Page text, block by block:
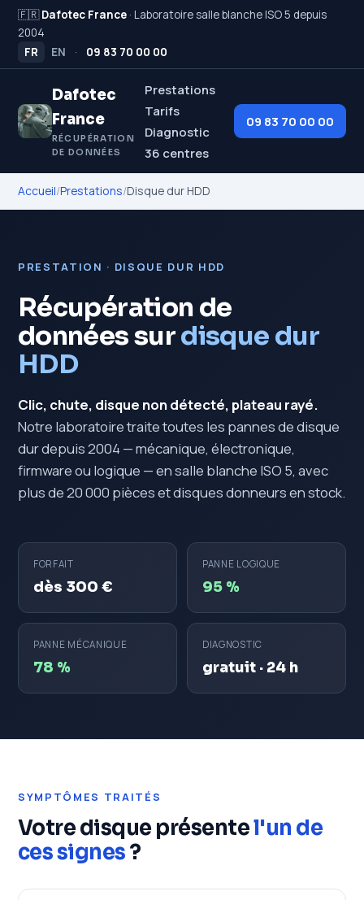
🇫🇷Dafotec France · Laboratoire salle blanche ISO 5 depuis
2004
FR
EN · 09 83 70 00 00
Dafotec
France
RÉCUPÉRATION
DE DONNÉES
Prestations
Tarifs
Diagnostic
36 centres
09 83 70 00 00
Accueil/Prestations/Disque dur HDD
PRESTATION · DISQUE DUR HDD
Récupération de
données surdisque dur
HDD
Clic, chute, disque non détecté, plateau rayé.
Notre laboratoire traite toutes les pannes de disque
dur depuis 2004 — mécanique, électronique,
firmware ou logique — en salle blanche ISO 5, avec
plus de 20 000 pièces et disques donneurs en stock.
FORFAIT
dès 300 €
PANNE LOGIQUE
95 %
PANNE MÉCANIQUE
78 %
DIAGNOSTIC
gratuit · 24 h
SYMPTÔMES TRAITÉS
Votre disque présentel'un de
ces signes?